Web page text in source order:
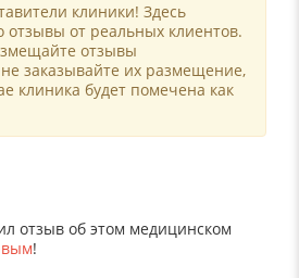
клиники! Здесь
отзывы от реальных клиентов.
отзывы
заказывайте их размещение,
клиника будет помечена как
отзыв об этом медицинском
!